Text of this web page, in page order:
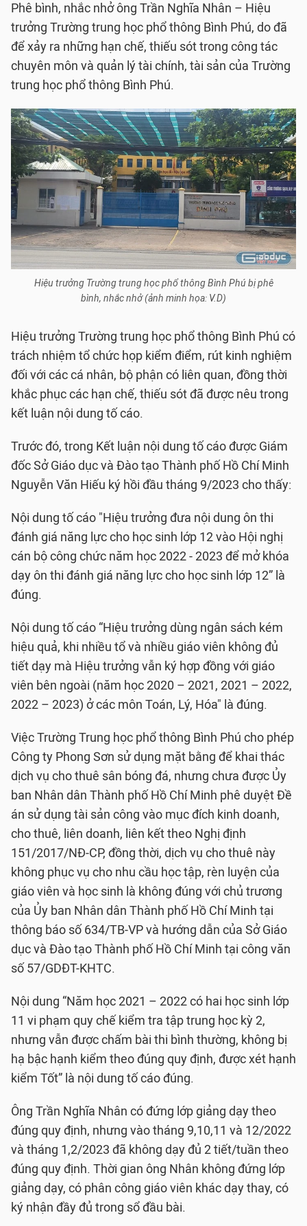
Phê bình, nhắc nhở ông Trần Nghĩa Nhân – Hiệu
trưởng Trường trung học phổ thông Bình Phú, do đã
để xảy ra những hạn chế, thiếu sót trong công tác
chuyên môn và quản lý tài chính, tài sản của Trường
trung học phổ thông Bình Phú.
Hiệu trưởng Trường trung học phổ thông Bình Phú bị phê
bình, nhắc nhở (ảnh minh họa: V.D)
Hiệu trưởng Trường trung học phổ thông Bình Phú có
trách nhiệm tổ chức họp kiểm điểm, rút kinh nghiệm
đối với các cá nhân, bộ phận có liên quan, đồng thời
khắc phục các hạn chế, thiếu sót đã được nêu trong
kết luận nội dung tố cáo.
Trước đó, trong Kết luận nội dung tố cáo được Giám
đốc Sở Giáo dục và Đào tạo Thành phố Hồ Chí Minh
Nguyễn Văn Hiếu ký hồi đầu tháng 9/2023 cho thấy:
Nội dung tố cáo "Hiệu trưởng đưa nội dung ôn thi
đánh giá năng lực cho học sinh lớp 12 vào Hội nghị
cán bộ công chức năm học 2022 - 2023 để mở khóa
dạy ôn thi đánh giá năng lực cho học sinh lớp 12” là
đúng.
Nội dung tố cáo “Hiệu trưởng dùng ngân sách kém
hiệu quả, khi nhiều tổ và nhiều giáo viên không đủ
tiết dạy mà Hiệu trưởng vẫn ký hợp đồng với giáo
viên bên ngoài (năm học 2020 – 2021, 2021 – 2022,
2022 – 2023) ở các môn Toán, Lý, Hóa" là đúng.
Việc Trường Trung học phổ thông Bình Phú cho phép
Công ty Phong Sơn sử dụng mặt bằng để khai thác
dịch vụ cho thuê sân bóng đá, nhưng chưa được Ủy
ban Nhân dân Thành phố Hồ Chí Minh phê duyệt Đề
án sử dụng tài sản công vào mục đích kinh doanh,
cho thuê, liên doanh, liên kết theo Nghị định
151/2017/NĐ-CP, đồng thời, dịch vụ cho thuê này
không phục vụ cho nhu cầu học tập, rèn luyện của
giáo viên và học sinh là không đúng với chủ trương
của Ủy ban Nhân dân Thành phố Hồ Chí Minh tại
thông báo số 634/TB-VP và hướng dẫn của Sở Giáo
dục và Đào tạo Thành phố Hồ Chí Minh tại công văn
số 57/GDĐT-KHTC.
Nội dung “Năm học 2021 – 2022 có hai học sinh lớp
11 vi phạm quy chế kiểm tra tập trung học kỳ 2,
nhưng vẫn được chấm bài thi bình thường, không bị
hạ bậc hạnh kiểm theo đúng quy định, được xét hạnh
kiểm Tốt” là nội dung tố cáo đúng.
Ông Trần Nghĩa Nhân có đứng lớp giảng dạy theo
đúng quy định, nhưng vào tháng 9,10,11 và 12/2022
và tháng 1,2/2023 đã không dạy đủ 2 tiết/tuần theo
đúng quy định. Thời gian ông Nhân không đứng lớp
giảng dạy, có phân công giáo viên khác dạy thay, có
ký nhận đầy đủ trong sổ đầu bài.